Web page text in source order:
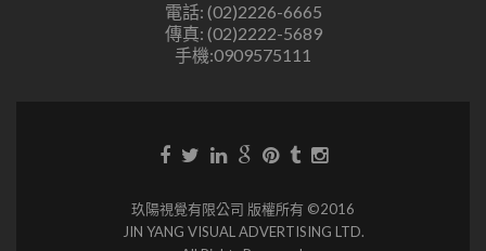
電話: (02)2226-6665
傳真: (02)2222-5689
手機:0909575111
玖陽視覺有限公司 版權所有 ©2016
JIN YANG VISUAL ADVERTISING LTD.